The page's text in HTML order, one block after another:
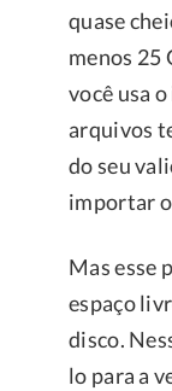
quase
menos 25
você usa
arquivos
do seu
importar
Mas esse
espaço
disco.
lo para a